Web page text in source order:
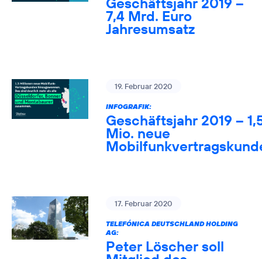
7,4 Mrd. Euro
Jahresumsatz
19. Februar 2020
INFOGRAFIK:
Geschäftsjahr 2019 –
Mio. neue
17. Februar 2020
TELEFÓNICA DEUTSCHLAND HOLDING
AG:
Peter Löscher soll